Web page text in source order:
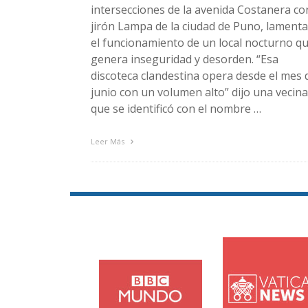
intersecciones de la avenida Costanera
jirón Lampa de la ciudad de Puno,
el funcionamiento de un local nocturno
genera inseguridad y desorden. “Esa
discoteca clandestina opera desde el mes
junio con un volumen alto” dijo una vecina
que se identificó con el nombre …
Leer Más